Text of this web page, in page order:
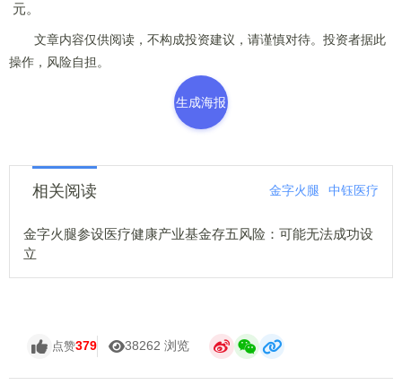
元。
文章内容仅供阅读，不构成投资建议，请谨慎对待。投资者据此
操作，风险自担。
生成海报
相关阅读 金字火腿 中钰医疗
金字火腿参设医疗健康产业基金存五风险：可能无法成功设
立
点赞379 38262 浏览